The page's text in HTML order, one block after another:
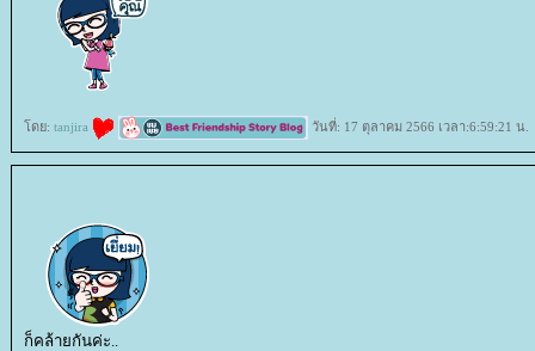
ดย: tanjira วันที่: 17 ตุลาคม 2566 เวลา:6:59:21 น.
ก็คล้ายกันค่ะ..